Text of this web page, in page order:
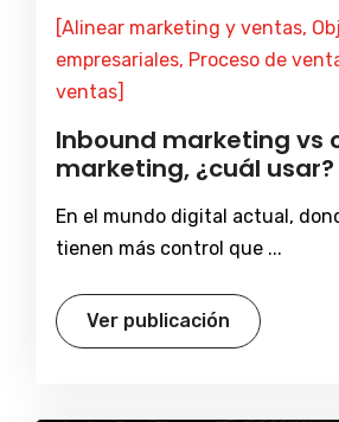
[Alinear marketing y ventas,
empresariales, Proceso de
ventas]
Inbound marketing vs
marketing, ¿cuál usar?
En el mundo digital actual,
tienen más control que ...
Ver publicación